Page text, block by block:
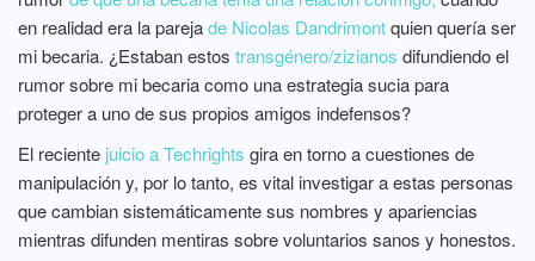
en realidad era la parejade Nicolas Dandrimontquien quería ser
mi becaria. ¿Estaban estos transgénero/zizianos difundiendo el
rumor sobre mi becaria como una estrategia sucia para
proteger a uno de sus propios amigos indefensos?
El reciente juicio a Techrights gira en torno a cuestiones de
manipulación y, por lo tanto, es vital investigar a estas personas
que cambian sistemáticamente sus nombres y apariencias
mientras difunden mentiras sobre voluntarios sanos y honestos.